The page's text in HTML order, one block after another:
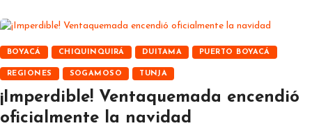
BOYACÁ CHIQUINQUIRÁ DUITAMA PUERTO BOYACÁ
REGIONES SOGAMOSO TUNJA
¡Imperdible! Ventaquemada encendió
oficialmente la navidad